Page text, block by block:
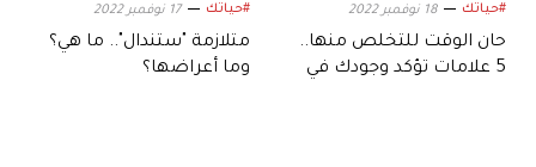
#حياتك 18 نوفمبر 2022
حان الوقت للتخلص منها..
5 علامات تؤكد وجودك في
#حياتك 17 نوفمبر 2022
متلازمة "ستندال".. ما هي؟
وما أعراضها؟